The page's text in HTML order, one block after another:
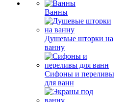
Ванны
Душевые шторки на
ванну
Сифоны и переливы
для ванн